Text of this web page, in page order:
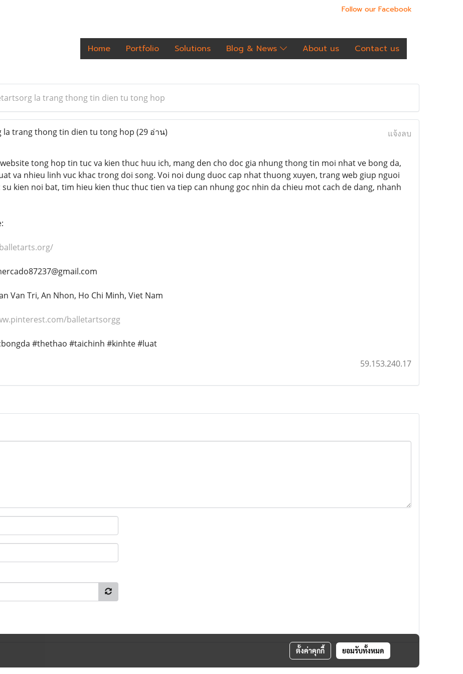
Follow our Facebook
Home Portfolio Solutions Blog & News About us Contact us
la trang thong tin dien tu tong hop
la trang thong tin dien tu tong hop (29 อ่าน) แจ้งลบ
tong hop tin tuc va kien thuc huu ich, mang den cho doc gia nhung thong tin moi nhat ve bong da,
va nhieu linh vuc khac trong doi song. Voi noi dung duoc cap nhat thuong xuyen, trang web giup nguoi
kien noi bat, tim hieu kien thuc thuc tien va tiep can nhung goc nhin da chieu mot cach de dang, nhanh
Van Tri, An Nhon, Ho Chi Minh, Viet Nam
balletartsorgg
#thethao #taichinh #kinhte #luat
59.153.240.17
ตั้งค่าคุกกี้ ยอมรับทั้งหมด